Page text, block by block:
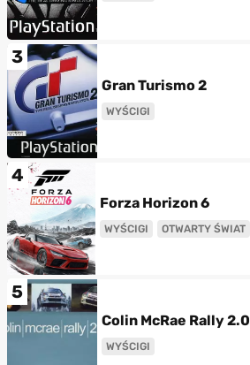
3
Gran Turismo 2
WYŚCIGI
4
Forza Horizon 6
WYŚCIGI OTWARTY ŚWIAT
5
Colin McRae Rally 2.0
WYŚCIGI